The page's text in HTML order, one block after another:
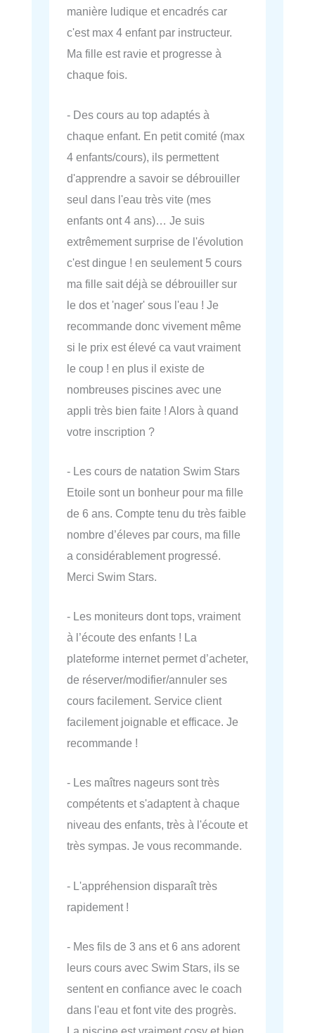
manière ludique et encadrés car
c'est max 4 enfant par instructeur.
Ma fille est ravie et progresse à
chaque fois.
- Des cours au top adaptés à
chaque enfant. En petit comité (max
4 enfants/cours), ils permettent
d'apprendre a savoir se débrouiller
seul dans l'eau très vite (mes
enfants ont 4 ans)… Je suis
extrêmement surprise de l'évolution
c'est dingue ! en seulement 5 cours
ma fille sait déjà se débrouiller sur
le dos et 'nager' sous l'eau ! Je
recommande donc vivement même
si le prix est élevé ca vaut vraiment
le coup ! en plus il existe de
nombreuses piscines avec une
appli très bien faite ! Alors à quand
votre inscription ?
- Les cours de natation Swim Stars
Etoile sont un bonheur pour ma fille
de 6 ans. Compte tenu du très faible
nombre d’éleves par cours, ma fille
a considérablement progressé.
Merci Swim Stars.
- Les moniteurs dont tops, vraiment
à l’écoute des enfants ! La
plateforme internet permet d’acheter,
de réserver/modifier/annuler ses
cours facilement. Service client
facilement joignable et efficace. Je
recommande !
- Les maîtres nageurs sont très
compétents et s'adaptent à chaque
niveau des enfants, très à l'écoute et
très sympas. Je vous recommande.
- L'appréhension disparaît très
rapidement !
- Mes fils de 3 ans et 6 ans adorent
leurs cours avec Swim Stars, ils se
sentent en confiance avec le coach
dans l'eau et font vite des progrès.